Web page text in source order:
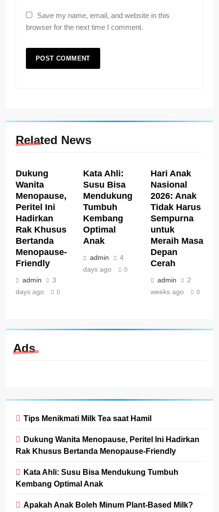
Save my name, email, and website in this
browser for the next time I comment.
Related News
Dukung
Wanita
Menopause,
Peritel Ini
Hadirkan
Rak Khusus
Bertanda
Menopause-
Friendly
admin
3
days ago
0
Kata Ahli:
Susu Bisa
Mendukung
Tumbuh
Kembang
Optimal
Anak
admin
4
days ago
0
Hari Anak
Nasional
2026: Anak
Tidak Harus
Sempurna
untuk
Meraih Masa
Depan
Cerah
admin
2
weeks ago
0
Ads
Tips Menikmati Milk Tea saat Hamil
Dukung Wanita Menopause, Peritel Ini Hadirkan
Rak Khusus Bertanda Menopause-Friendly
Kata Ahli: Susu Bisa Mendukung Tumbuh
Kembang Optimal Anak
Apakah Anak Boleh Minum Plant-Based Milk?